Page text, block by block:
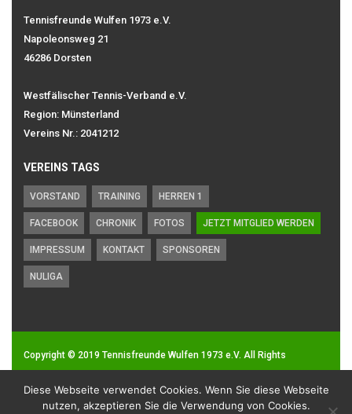
Tennisfreunde Wulfen 1973 e.V.
Napoleonsweg 21
46286 Dorsten
Westfälischer Tennis-Verband e.V.
Region: Münsterland
Vereins Nr.: 2041212
VEREINS TAGS
VORSTAND TRAINING HERREN 1
FACEBOOK CHRONIK FOTOS JETZT MITGLIED WERDEN
IMPRESSUM KONTAKT SPONSOREN
NULIGA
Copyright © 2019 Tennisfreunde Wulfen 1973 e.V. All Rights
Impressum| Datenschutz
Diese Webseite verwendet Cookies. Wenn Sie diese Webseite
nutzen, akzeptieren Sie die Verwendung von Cookies.